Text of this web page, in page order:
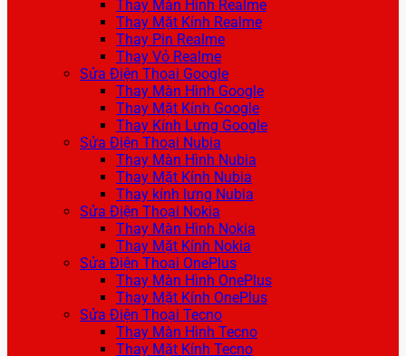
Thay Màn Hình Realme
Thay Mặt Kính Realme
Thay Pin Realme
Thay Vỏ Realme
Sửa Điện Thoại Google
Thay Màn Hình Google
Thay Mặt Kính Google
Thay Kính Lưng Google
Sửa Điện Thoại Nubia
Thay Màn Hình Nubia
Thay Mặt Kính Nubia
Thay kính lưng Nubia
Sửa Điện Thoại Nokia
Thay Màn Hình Nokia
Thay Mặt Kính Nokia
Sửa Điện Thoại OnePlus
Thay Màn Hình OnePlus
Thay Mặt Kính OnePlus
Sửa Điện Thoại Tecno
Thay Màn Hình Tecno
Thay Mặt Kính Tecno